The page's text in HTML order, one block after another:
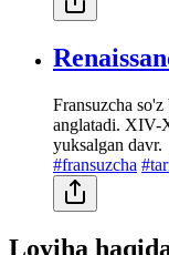
Fransuzcha
anglatadi. XIV-
yuksalgan davr.
#fransuzcha
Loyiha